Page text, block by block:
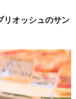
リオッシュのサン